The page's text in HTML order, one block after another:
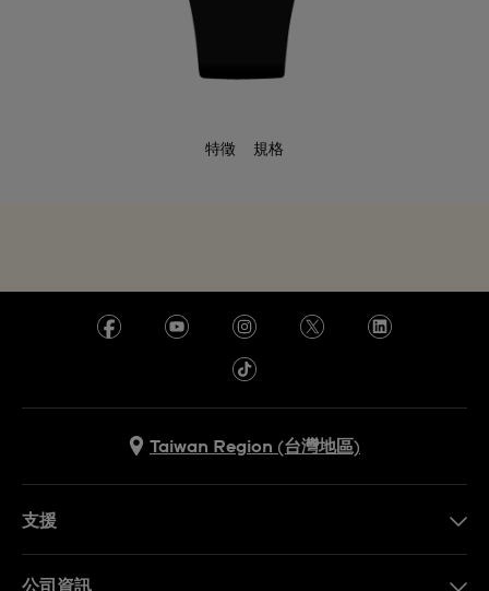
特徵 規格
Taiwan Region (台灣地區)
支援
公司資訊